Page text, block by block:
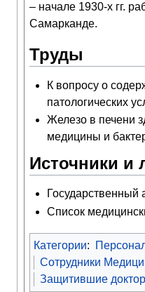
– начале 1930-х гг.
Самарканде.
Труды
К вопросу о
патологических
Железо в печени
медицины и
Источники и
Государственный
Список
Категории:
Сотрудники
Защитившие